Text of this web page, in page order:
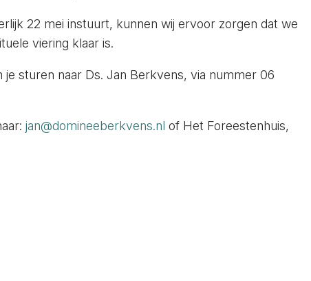
22 mei instuurt, kunnen wij ervoor zorgen dat we
viering klaar is.
sturen naar Ds. Jan Berkvens, via nummer 06
jan@domineeberkvens.nl of Het Foreestenhuis,